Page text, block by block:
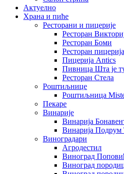
Актуелно
Храна и пиће
Ресторани и пицерије
Ресторан
Ресторан Боми
Ресторан
Пицерија Аntics
Пивница Шта је
Ресторан Стела
Роштиљнице
Роштиљница
Пекаре
Винарије
Винарија
Винарија Подрум
Виноградари
Агродестил
Виноград
Виноград